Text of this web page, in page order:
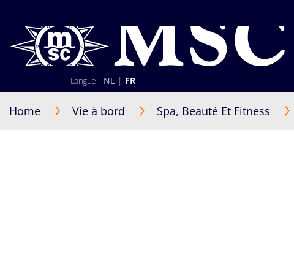
Langue: NL | FR
02 401 89 30
+352 2 730 22 22 (Luxembourg)
Home Vie à bord Spa, Beauté Et Fitness